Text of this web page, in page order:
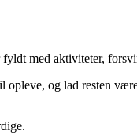
med aktiviteter,
og lad resten